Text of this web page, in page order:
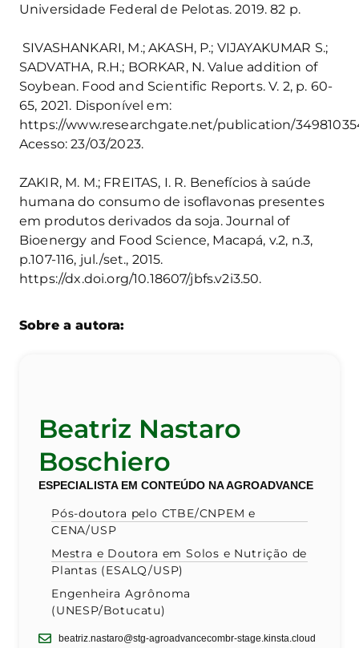
Universidade Federal de Pelotas. 2019. 82 p.
SIVASHANKARI, M.; AKASH, P.; VIJAYAKUMAR S.;
SADVATHA, R.H.; BORKAR, N. Value addition of
Soybean. Food and Scientific Reports. V. 2, p. 60-
65, 2021. Disponível em:
https://www.researchgate.net/publication/
Acesso: 23/03/2023.
ZAKIR, M. M.; FREITAS, I. R. Benefícios à saúde
humana do consumo de isoflavonas presentes
em produtos derivados da soja. Journal of
Bioenergy and Food Science, Macapá, v.2, n.3,
p.107-116, jul./set., 2015.
https://dx.doi.org/10.18607/jbfs.v2i3.50.
Sobre a autora:
Beatriz Nastaro
Boschiero
ESPECIALISTA EM CONTEÚDO NA AGROADVANCE
Pós-doutora pelo CTBE/CNPEM e
CENA/USP
Mestra e Doutora em Solos e Nutrição de
Plantas (ESALQ/USP)
Engenheira Agrônoma
(UNESP/Botucatu)
beatriz.nastaro@stg-agroadvancecombr-stage.kinsta.cloud